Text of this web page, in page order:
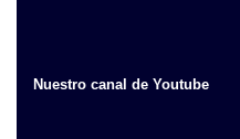
Nuestro canal de Youtube